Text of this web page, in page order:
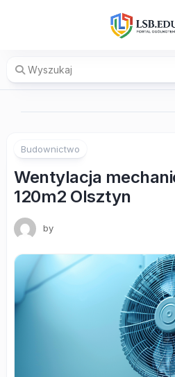
Budownictwo
Wentylacja
120m2 Olsztyn
by